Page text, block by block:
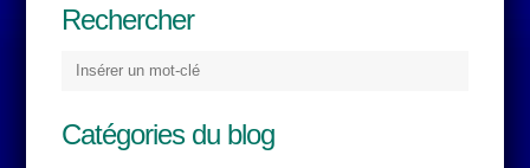
Rechercher
Catégories du blog